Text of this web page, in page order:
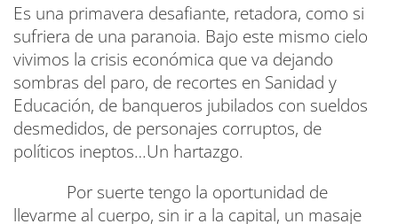
Es una primavera desafiante, retadora, como si
sufriera de una paranoia. Bajo este mismo cielo
vivimos la crisis económica que va dejando
sombras del paro, de recortes en Sanidad y
Educación, de banqueros jubilados con sueldos
desmedidos, de personajes corruptos, de
políticos ineptos…Un hartazgo.
Por suerte tengo la oportunidad de
llevarme al cuerpo, sin ir a la capital, un masaje